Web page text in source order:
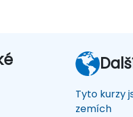
Tyto kurzy
zemích